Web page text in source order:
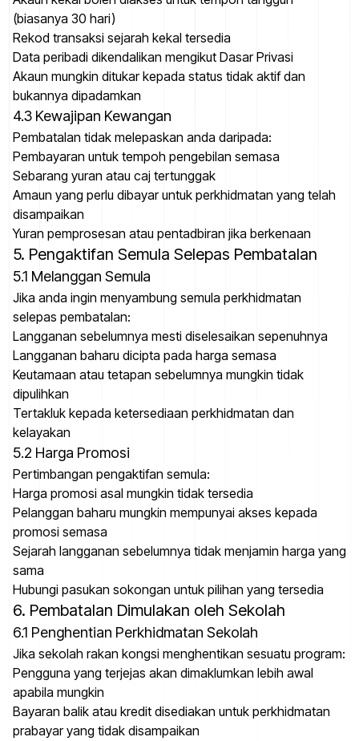
(biasanya 30 hari)
Rekod transaksi sejarah kekal tersedia
Data peribadi dikendalikan mengikut Dasar Privasi
Akaun mungkin ditukar kepada status tidak aktif dan
bukannya dipadamkan
4.3 Kewajipan Kewangan
Pembatalan tidak melepaskan anda daripada:
Pembayaran untuk tempoh pengebilan semasa
Sebarang yuran atau caj tertunggak
Amaun yang perlu dibayar untuk perkhidmatan yang telah
disampaikan
Yuran pemprosesan atau pentadbiran jika berkenaan
5. Pengaktifan Semula Selepas Pembatalan
5.1 Melanggan Semula
Jika anda ingin menyambung semula perkhidmatan
selepas pembatalan:
Langganan sebelumnya mesti diselesaikan sepenuhnya
Langganan baharu dicipta pada harga semasa
Keutamaan atau tetapan sebelumnya mungkin tidak
dipulihkan
Tertakluk kepada ketersediaan perkhidmatan dan
kelayakan
5.2 Harga Promosi
Pertimbangan pengaktifan semula:
Harga promosi asal mungkin tidak tersedia
Pelanggan baharu mungkin mempunyai akses kepada
promosi semasa
Sejarah langganan sebelumnya tidak menjamin harga yang
sama
Hubungi pasukan sokongan untuk pilihan yang tersedia
6. Pembatalan Dimulakan oleh Sekolah
6.1 Penghentian Perkhidmatan Sekolah
Jika sekolah rakan kongsi menghentikan sesuatu program:
Pengguna yang terjejas akan dimaklumkan lebih awal
apabila mungkin
Bayaran balik atau kredit disediakan untuk perkhidmatan
prabayar yang tidak disampaikan